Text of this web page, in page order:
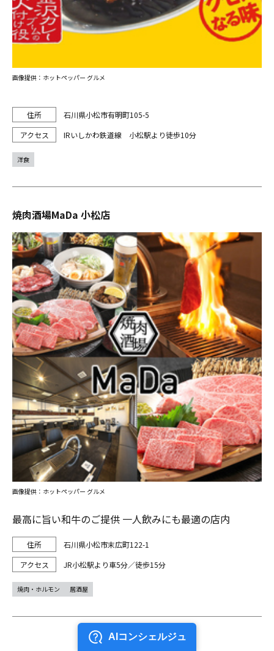
石川県小松市有明町105-5
IRいしかわ鉄道線 小松駅より徒歩10分
画像提供：ホットペッパー グルメ
洋食
焼肉酒場MaDa 小松店
最高に旨い和牛のご提供 一人飲みにも最適の店内
石川県小松市末広町122-1
JR小松駅より車5分／徒歩15分
画像提供：ホットペッパー グルメ
焼肉・ホルモン 居酒屋